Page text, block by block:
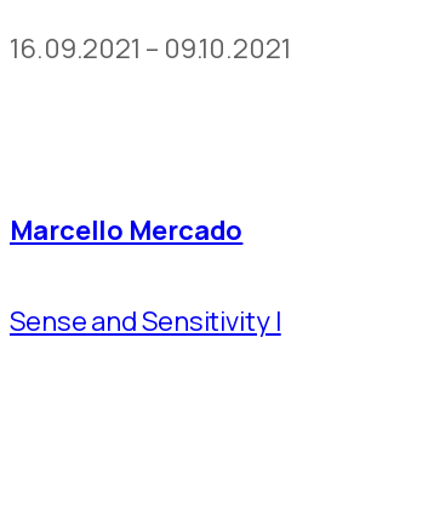
16.09.2021 – 09.10.2021
Marcello Mercado
Sense and Sensitivity I